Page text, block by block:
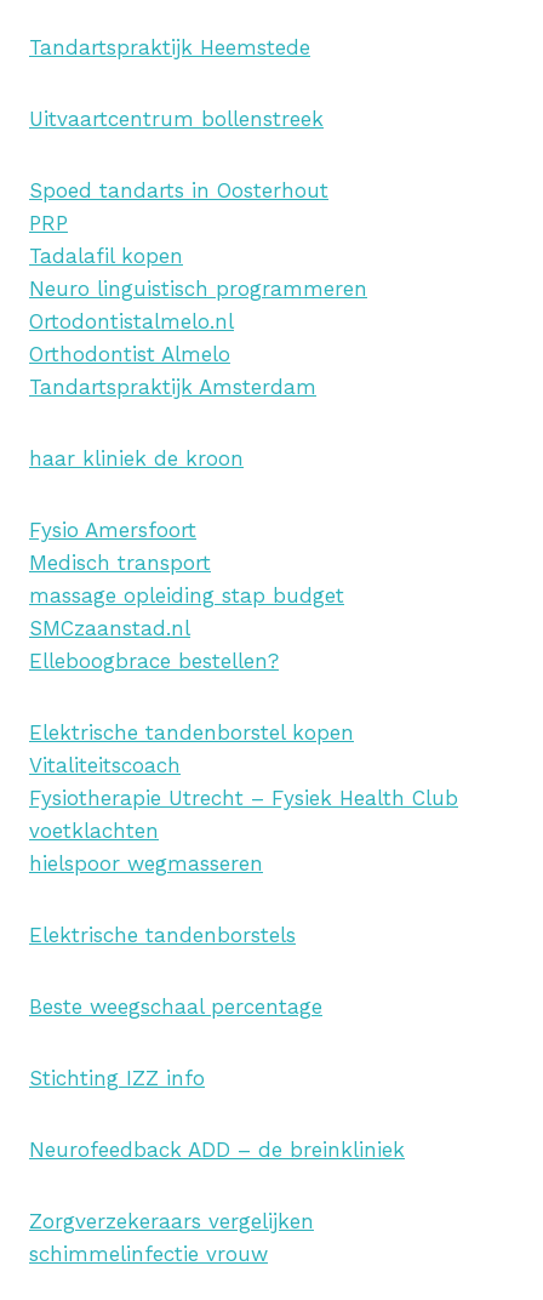
Tandartspraktijk Heemstede
Uitvaartcentrum bollenstreek
Spoed tandarts in Oosterhout
PRP
Tadalafil kopen
Neuro linguistisch programmeren
Ortodontistalmelo.nl
Orthodontist Almelo
Tandartspraktijk Amsterdam
haar kliniek de kroon
Fysio Amersfoort
Medisch transport
massage opleiding stap budget
SMCzaanstad.nl
Elleboogbrace bestellen?
Elektrische tandenborstel kopen
Vitaliteitscoach
Fysiotherapie Utrecht – Fysiek Health Club
voetklachten
hielspoor wegmasseren
Elektrische tandenborstels
Beste weegschaal percentage
Stichting IZZ info
Neurofeedback ADD – de breinkliniek
Zorgverzekeraars vergelijken
schimmelinfectie vrouw